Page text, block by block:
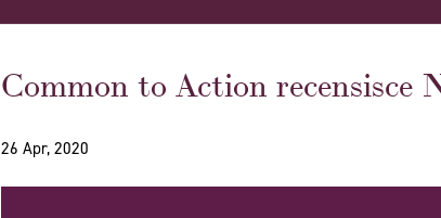
Common to Action recensisce
26 Apr, 2020